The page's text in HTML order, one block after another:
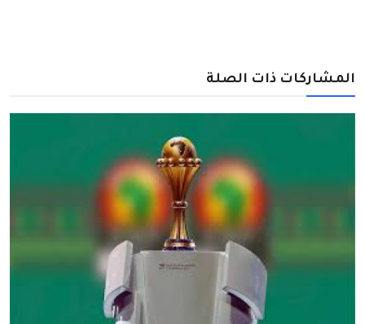
المشاركات ذات الصلة